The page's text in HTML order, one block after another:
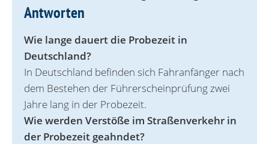
Antworten
Wie lange dauert die Probezeit in
Deutschland?
In Deutschland befinden sich Fahranfänger nach
dem Bestehen der Führerscheinprüfung zwei
Jahre lang in der Probezeit.
Wie werden Verstöße im Straßenverkehr in
der Probezeit geahndet?